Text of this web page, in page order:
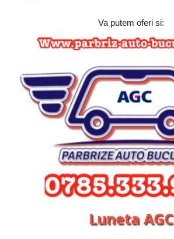
Va putem oferi si:
Luneta AGC